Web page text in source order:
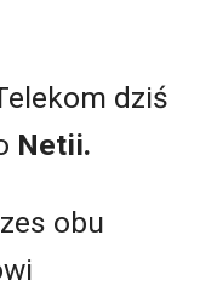
dziś
Netii.
obu